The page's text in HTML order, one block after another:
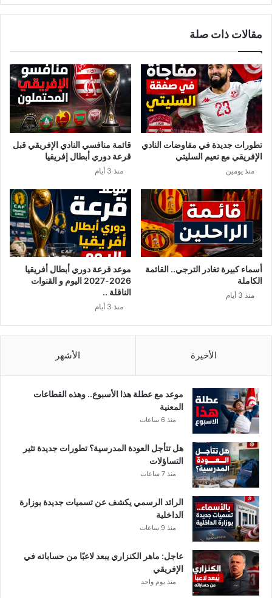
مقالات ذات صلة
تطورات جديدة في مفاوضات النادي
الإفريقي مع نعيم السليتي
منذ يومين
قائمة منافسي النادي الإفريقي قبل
قرعة دوري أبطال إفريقيا
منذ 3 أيام
أسماء كبيرة تغادر الترجي.. القائمة
الكاملة
منذ 3 أيام
موعد قرعة دوري أبطال أفريقيا
2026-2027 اليوم و القنوات
الناقلة ..
منذ 3 أيام
الأخيرة الأشهر
موعد مع عطلة هذا الأسبوع.. وهذه القطاعات
المعنية
منذ 6 ساعات
هل تتأجل العودة المدرسية؟ تطورات جديدة تثير
التساؤلات
منذ 7 ساعات
الرائد الرسمي يكشف عن تسميات جديدة بوزارة
الداخلية
منذ 9 ساعات
عاجل: ماهر الكنزاري يبعد لاعبًا من حساباته في
الإفريقي
منذ يوم واحد